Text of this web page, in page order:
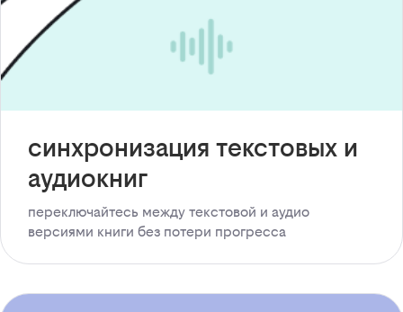
синхронизация текстовых и
аудиокниг
переключайтесь между текстовой и аудио
версиями книги без потери прогресса